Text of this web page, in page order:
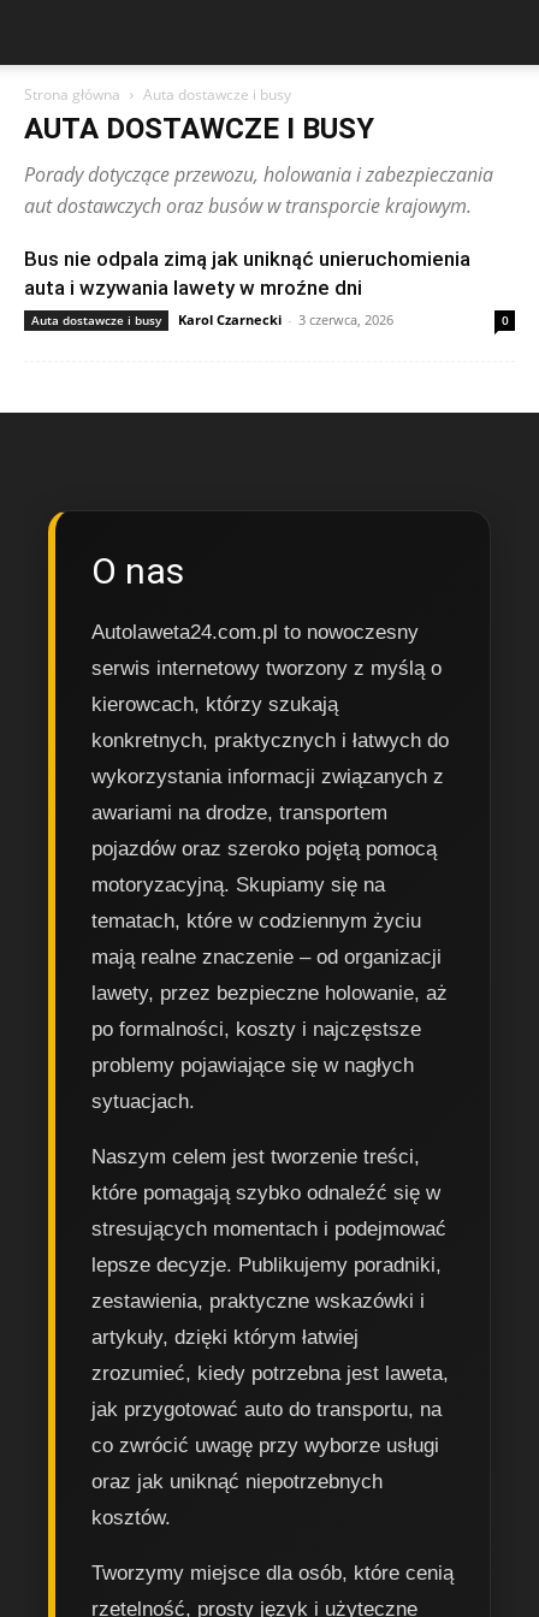
Strona główna Auta dostawcze i busy
AUTA DOSTAWCZE I BUSY
Porady dotyczące przewozu, holowania i zabezpieczania
aut dostawczych oraz busów w transporcie krajowym.
Bus nie odpala zimą jak uniknąć unieruchomienia
auta i wzywania lawety w mroźne dni
Auta dostawcze i busy Karol Czarnecki - 3 czerwca, 2026 0
O nas
Autolaweta24.com.pl to nowoczesny
serwis internetowy tworzony z myślą o
kierowcach, którzy szukają
konkretnych, praktycznych i łatwych do
wykorzystania informacji związanych z
awariami na drodze, transportem
pojazdów oraz szeroko pojętą pomocą
motoryzacyjną. Skupiamy się na
tematach, które w codziennym życiu
mają realne znaczenie – od organizacji
lawety, przez bezpieczne holowanie, aż
po formalności, koszty i najczęstsze
problemy pojawiające się w nagłych
sytuacjach.
Naszym celem jest tworzenie treści,
które pomagają szybko odnaleźć się w
stresujących momentach i podejmować
lepsze decyzje. Publikujemy poradniki,
zestawienia, praktyczne wskazówki i
artykuły, dzięki którym łatwiej
zrozumieć, kiedy potrzebna jest laweta,
jak przygotować auto do transportu, na
co zwrócić uwagę przy wyborze usługi
oraz jak uniknąć niepotrzebnych
kosztów.
Tworzymy miejsce dla osób, które cenią
rzetelność, prosty język i użyteczne